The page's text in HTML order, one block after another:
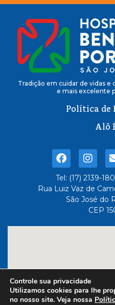
Tradição em cuidar de vidas
e mais excelente
Política de
Alô
Tel: (17) 2139-
Rua Luiz Vaz de
São José do
CEP
Controle sua privacidade
Utilizamos cookies para lhe
no nosso site. Veja nossa